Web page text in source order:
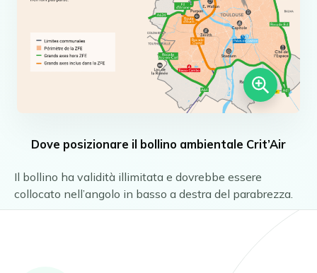
Dove posizionare il bollino ambientale Crit’Air
Il bollino ha validità illimitata e dovrebbe essere
collocato nell’angolo in basso a destra del parabrezza.